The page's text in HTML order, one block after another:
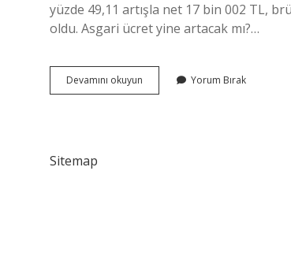
yüzde 49,11 artışla net 17 bin 002 TL,
oldu. Asgari ücret yine artacak mı?…
Devamını okuyun
Ücrete
Yorum Bırak
Sitemap